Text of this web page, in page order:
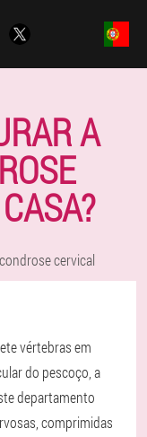
A
cervical
vértebras em
do pescoço, a
departamento
comprimidas